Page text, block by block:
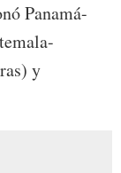
Panamá-
y